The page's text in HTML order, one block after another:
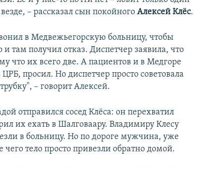
– рассказал сын покойного Алексей Клёс.
в Медвежьегорскую больницу, чтобы
там получил отказ. Диспетчер заявила, что
что их всего две. А пациентов и в Медгоре
просил. Но диспетчер просто советовала
– говорит Алексей.
отправился сосед Клёса: он перехватил
их ехать в Шалговаару. Владимиру Клесу
в больницу. Но по дороге мужчина, уже
тело просто привезли обратно домой.